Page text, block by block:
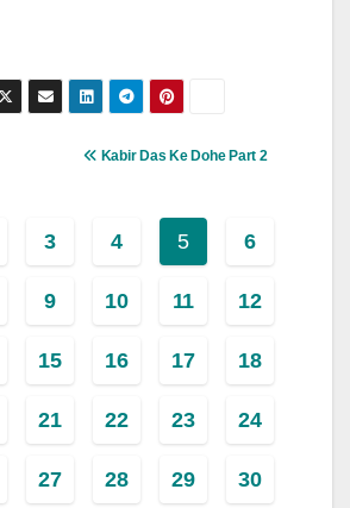
Kabir Das Ke Dohe Part 2
3 4 5 6
9 10 11 12
15 16 17 18
21 22 23 24
27 28 29 30